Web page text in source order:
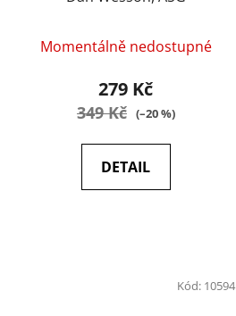
Momentálně nedostupné
279 Kč
349 Kč (–20 %)
DETAIL
Kód: 10594